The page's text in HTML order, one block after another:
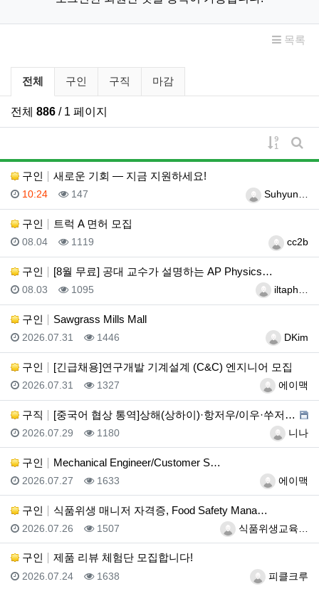
목록
구인/구직 분류 목록
전체 구인 구직 마감
전체 886 / 1 페이지
게시물
게
구인
새로운 기회 — 지금 지원하세요!
등록자Suhyun…
등록일
10:24 조회
147
구인 트럭 A 면허 모집
등록자cc2b
등록일
08.04 조회
1119
구인 [8월 무료] 공대 교수가 설명하는 AP Physics…
등록자iltaph…
등록일
08.03 조회
1095
구인 Sawgrass Mills Mall
등록자DKim
등록일
2026.07.31 조회
1446
구인 [긴급채용]연구개발 기계설계 (C&C) 엔지니어 모집
등록자에이맥
등록일
2026.07.31 조회
1327
구직 [중국어 협상 통역]상해(상하이)·항저우/이우·쑤저우 …
등록자니나
등록일
2026.07.29 조회
1180
구인 Mechanical Engineer/Customer S…
등록자에이맥
등록일
2026.07.27 조회
1633
구인 식품위생 매니저 자격증, Food Safety Mana…
등록자식품위생교육…
등록일
2026.07.26 조회
1507
구인 제품 리뷰 체험단 모집합니다!
등록자피클크루
등록일
2026.07.24 조회
1638